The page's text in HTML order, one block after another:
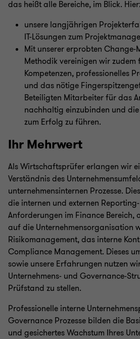
das heißt alle Bereiche, im Blick.
unsere langjährigen
IT-Lösungen zum
Mit unserer erprobten Change-
Methodik vereinigen wir zudem
Kompetenzen, professionelles
und das nötige
Beteiligten Mitarbeiter für das
nachhaltig einzubinden und
zum Erfolg zu führen.
Ihr Mehrwert
Als Wirtschaftsprüfer erlangen wir
Verständnis des
unternehmensinternen Prozesse.
die internen und externen
Anforderungen im Finance Bereich,
auf die Unternehmensorganisation
Risikomanagement, das interne
Compliance Management. Dieses
sowie unsere Erfahrungen nutzen
Unternehmens- und Governance-
Prüfstand zu stellen.
Professionelle interne
Governance Prozesse bilden die
und gesichertes Wachstum Ihres